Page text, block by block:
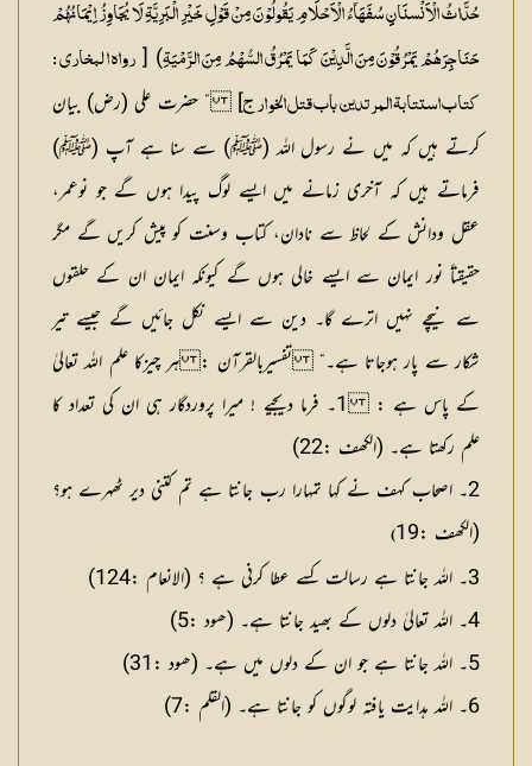
حُدَّاثُ الْاَنْسنَانِِ سُفَھَآءُ الْاَحْلَامِ یَقُولُوْنَ مِنْ قَوْلِ خَیْرِ الْبَرِیَّۃِ لَا یُجَاوِزُ اِیْمَانُھُمْ
حَنَاجِرَھُمْ یَمْرُقُوْنَ مِنَ الَّدِیْنَ کَمَا یَمْرُقُ السُّھْمُ مِنَ الرَّمْیَۃِ) [ رواہ ا لبخاری :
کتاب استتابۃ المرتدین باب قتل الخوارج] ” حضرت علی (رض) بیان
کرتے ہیں کہ میں نے رسول اللہ (ﷺ) سے سنا ہے آپ (ﷺ)
فرماتے ہیں کہ آخری زمانے میں ایسے لوگ پیدا ہوں گے جو نوعمر،
عقل ودانش کے لحاظ سے نادان، کتاب وسنت کو پیش کریں گے مگر
حقیقتاً نور ایمان سے ایسے خالی ہوں گے کیونکہ ایمان ان کے حلقوں
سے نیچے نہیں اترے گا۔ دین سے ایسے نکل جائیں گے جیسے تیر
شکار سے پار ہوجاتا ہے۔“تفسیربالقرآن : ہر چیزکا علم اللہ تعالیٰ
کے پاس ہے :
1۔ فرما دیجیے ! میرا پروردگار ہی ان کی تعداد کا
علم رکھتا ہے۔ (الکھف :22)
2۔ اصحاب کہف نے کہا تمہارا رب جانتا ہے تم کتنی دیر ٹھہرے ہو؟
(الکھف :19
)
3۔ اللہ جانتا ہے رسالت کسے عطا کرنی ہے ؟ (الانعام :124)
4۔ اللہ تعالیٰ دلوں کے بھید جانتا ہے۔ (ھود :5)
5۔ اللہ جانتا ہے جو ان کے دلوں میں ہے۔ (ھود :31)
6۔ اللہ ہدایت یافتہ لوگوں کو جانتا ہے۔ (القلم :7)